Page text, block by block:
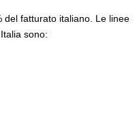
del fatturato italiano. Le linee
sono: